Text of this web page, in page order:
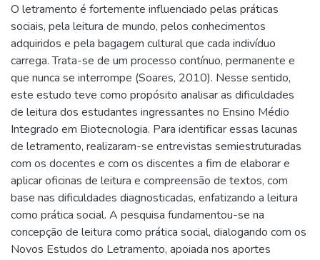
O letramento é fortemente influenciado pelas práticas
sociais, pela leitura de mundo, pelos conhecimentos
adquiridos e pela bagagem cultural que cada indivíduo
carrega. Trata-se de um processo contínuo, permanente e
que nunca se interrompe (Soares, 2010). Nesse sentido,
este estudo teve como propósito analisar as dificuldades
de leitura dos estudantes ingressantes no Ensino Médio
Integrado em Biotecnologia. Para identificar essas lacunas
de letramento, realizaram-se entrevistas semiestruturadas
com os docentes e com os discentes a fim de elaborar e
aplicar oficinas de leitura e compreensão de textos, com
base nas dificuldades diagnosticadas, enfatizando a leitura
como prática social. A pesquisa fundamentou-se na
concepção de leitura como prática social, dialogando com os
Novos Estudos do Letramento, apoiada nos aportes